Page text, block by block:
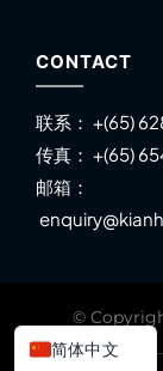
CONTACT
联系： +(65)
传真： +(65)
邮箱：
©
简体中文